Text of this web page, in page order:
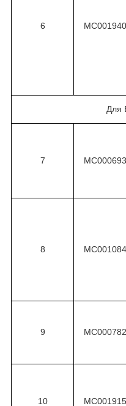
6 МС001940
Для
7 МС000693
8 МС001084
9 МС000782
10 МС001915